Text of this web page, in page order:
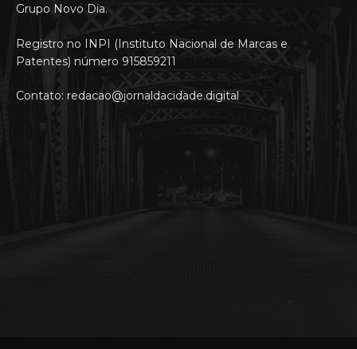
Grupo Novo Dia.
Registro no INPI (Instituto Nacional de Marcas e
Patentes) número 915859211
Contato: redacao@jornaldacidade.digital